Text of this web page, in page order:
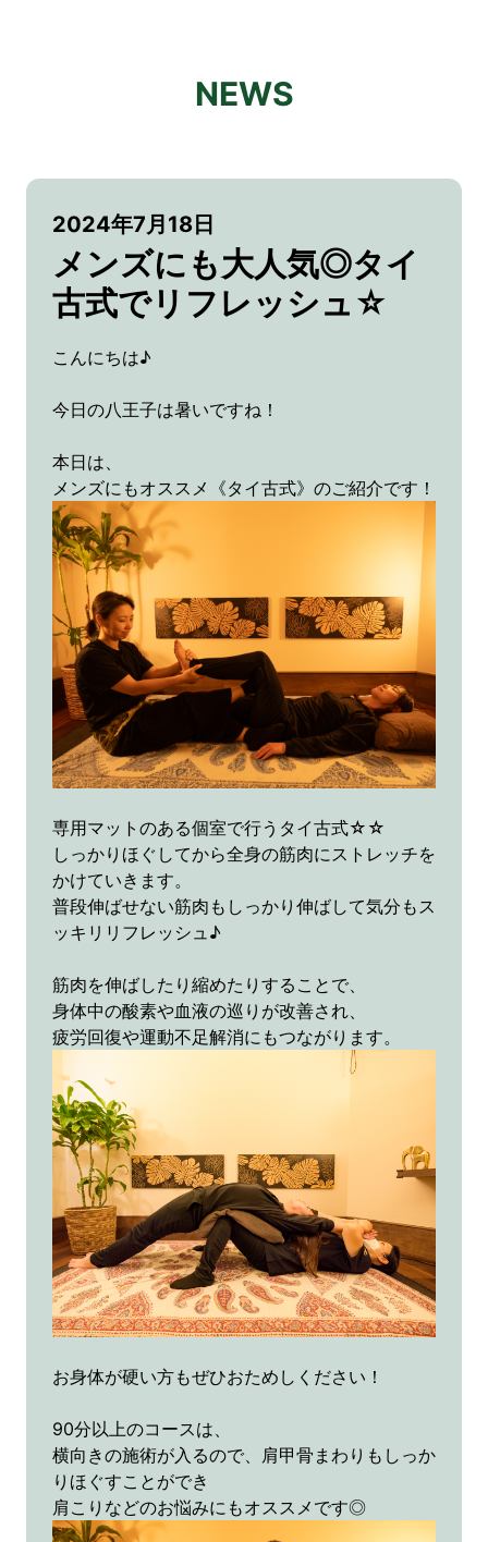
NEWS
2024年7月18日
メンズにも大人気◎タイ
古式でリフレッシュ☆
こんにちは♪
今日の八王子は暑いですね！
本日は、
メンズにもオススメ《タイ古式》のご紹介です！
専用マットのある個室で行うタイ古式☆☆
しっかりほぐしてから全身の筋肉にストレッチを
かけていきます。
普段伸ばせない筋肉もしっかり伸ばして気分もス
ッキリリフレッシュ♪
筋肉を伸ばしたり縮めたりすることで、
身体中の酸素や血液の巡りが改善され、
疲労回復や運動不足解消にもつながります。
お身体が硬い方もぜひおためしください！
90分以上のコースは、
横向きの施術が入るので、肩甲骨まわりもしっか
りほぐすことができ
肩こりなどのお悩みにもオススメです◎